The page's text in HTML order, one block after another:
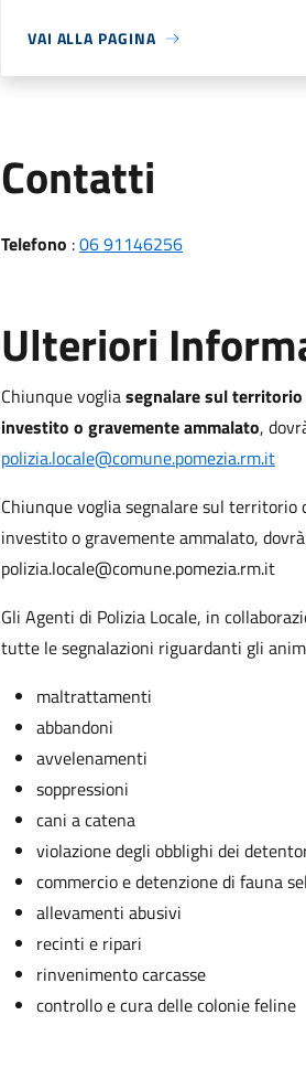
VAI ALLA PAGINA
Contatti
Telefono :06 91146256
Ulteriori
Chiunque vogliasegnalare sul territorio
investito o gravemente ammalato,
polizia.locale@comune.pomezia.rm.it
Chiunque voglia segnalare sul
investito o gravemente ammalato,
polizia.locale@comune.pomezia.rm.it
Gli Agenti di Polizia Locale, in
tutte le segnalazioni riguardanti gli
maltrattamenti
abbandoni
avvelenamenti
soppressioni
cani a catena
violazione degli obblighi dei
commercio e detenzione di fauna
allevamenti abusivi
recinti e ripari
rinvenimento carcasse
controllo e cura delle colonie feline